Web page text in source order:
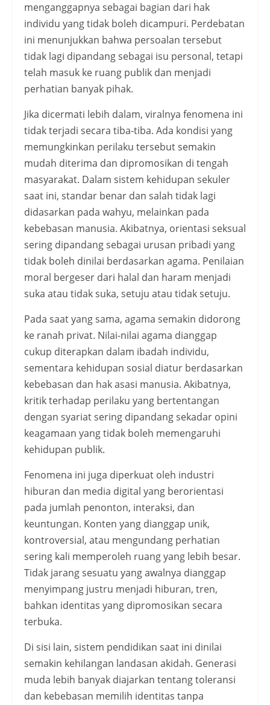
menganggapnya sebagai bagian dari hak
individu yang tidak boleh dicampuri. Perdebatan
ini menunjukkan bahwa persoalan tersebut
tidak lagi dipandang sebagai isu personal, tetapi
telah masuk ke ruang publik dan menjadi
perhatian banyak pihak.
Jika dicermati lebih dalam, viralnya fenomena ini
tidak terjadi secara tiba-tiba. Ada kondisi yang
memungkinkan perilaku tersebut semakin
mudah diterima dan dipromosikan di tengah
masyarakat. Dalam sistem kehidupan sekuler
saat ini, standar benar dan salah tidak lagi
didasarkan pada wahyu, melainkan pada
kebebasan manusia. Akibatnya, orientasi seksual
sering dipandang sebagai urusan pribadi yang
tidak boleh dinilai berdasarkan agama. Penilaian
moral bergeser dari halal dan haram menjadi
suka atau tidak suka, setuju atau tidak setuju.
Pada saat yang sama, agama semakin didorong
ke ranah privat. Nilai-nilai agama dianggap
cukup diterapkan dalam ibadah individu,
sementara kehidupan sosial diatur berdasarkan
kebebasan dan hak asasi manusia. Akibatnya,
kritik terhadap perilaku yang bertentangan
dengan syariat sering dipandang sekadar opini
keagamaan yang tidak boleh memengaruhi
kehidupan publik.
Fenomena ini juga diperkuat oleh industri
hiburan dan media digital yang berorientasi
pada jumlah penonton, interaksi, dan
keuntungan. Konten yang dianggap unik,
kontroversial, atau mengundang perhatian
sering kali memperoleh ruang yang lebih besar.
Tidak jarang sesuatu yang awalnya dianggap
menyimpang justru menjadi hiburan, tren,
bahkan identitas yang dipromosikan secara
terbuka.
Di sisi lain, sistem pendidikan saat ini dinilai
semakin kehilangan landasan akidah. Generasi
muda lebih banyak diajarkan tentang toleransi
dan kebebasan memilih identitas tanpa